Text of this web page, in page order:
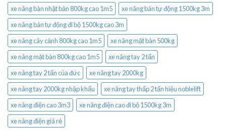
xe nâng bàn nhật bản 800kg cao 1m5
xe nâng bán tự động 1500kg 3m
xe nâng bán tự động đi bộ 1500kg cao 3m
xe nâng cây cảnh 800kg cao 1m5
xe nâng mặt bàn 500kg
xe nâng mặt bàn 800kg cao 1m5
xe nâng tay 2 tấn
xe nâng tay 2 tấn của đức
xe nâng tay 2000kg
xe nâng tay 2000kg nhập khẩu
xe nâng tay thấp 2 tấn hiệu noblelift
xe nâng điện cao 3m3
xe nâng điện cao đi bộ 1500kg 3m
xe nâng điện giá rẻ